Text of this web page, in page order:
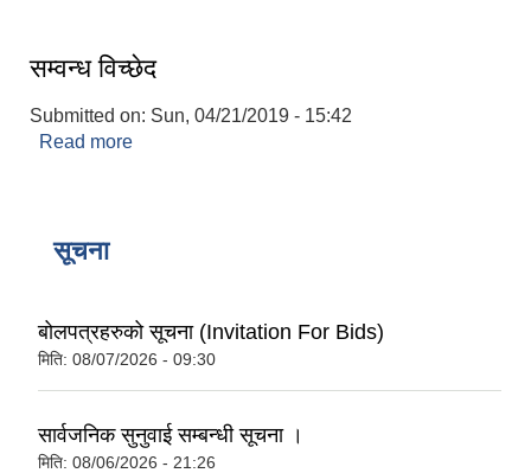
सम्वन्ध विच्छेद
Submitted on: Sun, 04/21/2019 - 15:42
Read more
सूचना
बोलपत्रहरुको सूचना (Invitation For Bids)
मिति: 08/07/2026 - 09:30
सार्वजनिक सुनुवाई सम्बन्धी सूचना ।
मिति: 08/06/2026 - 21:26